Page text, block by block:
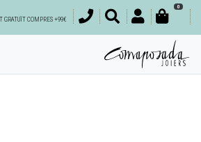
COMPRES +99€
0